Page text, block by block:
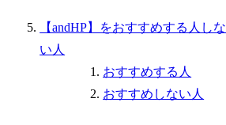
【andHP】をおすすめする人しな
い人
おすすめする人
おすすめしない人